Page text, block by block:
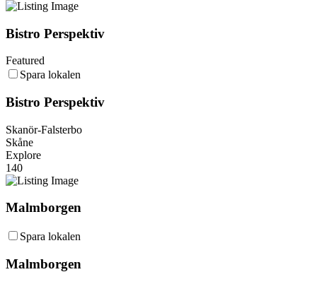
Bistro Perspektiv
Featured
Spara lokalen
Bistro Perspektiv
Skanör-Falsterbo
Skåne
Explore
140
Malmborgen
Spara lokalen
Malmborgen